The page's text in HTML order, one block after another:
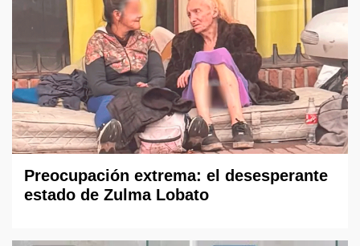
Preocupación extrema: el desesperante
estado de Zulma Lobato